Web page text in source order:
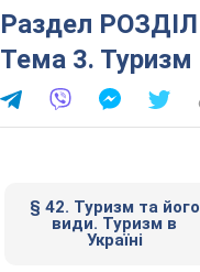
Раздел РОЗДІЛ ІV. Третинний сектор господарства.
Тема 3. Туризм
§ 42. Туризм та його
види. Туризм в
Україні